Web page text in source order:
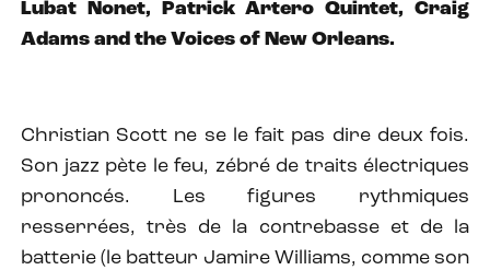
Lubat Nonet, Patrick Artero Quintet, Craig
Adams and the Voices of New Orleans.
Christian Scott ne se le fait pas dire deux fois.
Son jazz pète le feu, zébré de traits électriques
prononcés. Les figures rythmiques
resserrées, très de la contrebasse et de la
batterie (le batteur Jamire Williams, comme son